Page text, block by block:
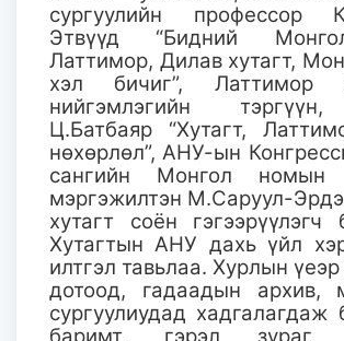
сургуулийн профессор
Этвүүд “Бидний
Латтимор, Дилав хутагт,
хэл бичиг”, Латтимор
нийгэмлэгийн
Ц.Батбаяр “Хутагт,
нөхөрлөл”, АНУ-ын
сангийн Монгол номын
мэргэжилтэн М.Саруул-
хутагт соён гэгээрүүлэгч
Хутагтын АНУ дахь үйл
илтгэл тавьлаа. Хурлын
дотоод, гадаадын архив,
сургуулиудад хадгалагдаж
баримт, гэрэл зураг,